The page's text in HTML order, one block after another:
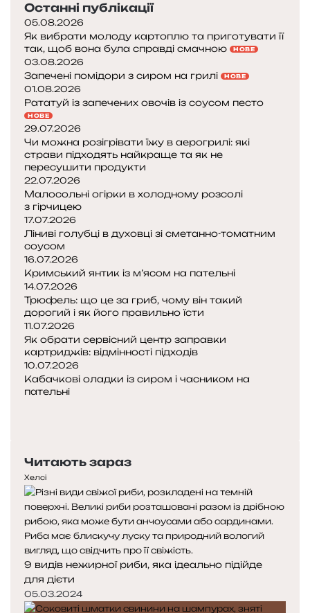
Останні публікації
05.08.2026
Як вибрати молоду картоплю та приготувати її
так, щоб вона була справді смачною
НОВЕ
03.08.2026
Запечені помідори з сиром на грилі НОВЕ
01.08.2026
Рататуй із запечених овочів із соусом песто
НОВЕ
29.07.2026
Чи можна розігрівати їжу в аерогрилі: які
страви підходять найкраще та як не
пересушити продукти
22.07.2026
Малосольні огірки в холодному розсолі
з гірчицею
17.07.2026
Ліниві голубці в духовці зі сметанно-томатним
соусом
16.07.2026
Кримський янтик із м’ясом на пательні
14.07.2026
Трюфель: що це за гриб, чому він такий
дорогий і як його правильно їсти
11.07.2026
Як обрати сервісний центр заправки
картриджів: відмінності підходів
10.07.2026
Кабачкові оладки із сиром і часником на
пательні
Читають зараз
Хелсі
9 видів нежирної риби, яка ідеально підійде
для дієти
05.03.2024